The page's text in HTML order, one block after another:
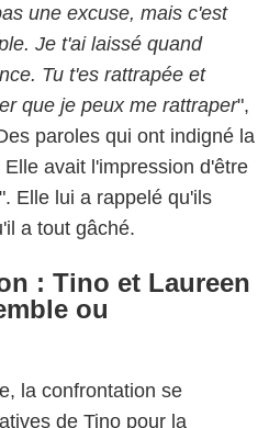
une excuse, mais c'est
Je t'ai laissé quand
Tu t'es rattrapée et
que je peux me rattraper",
paroles qui ont indigné la
avait l'impression d'être
". Elle lui a rappelé qu'ils
a tout gâché.
: Tino et Laureen
ou
la confrontation se
de Tino pour la